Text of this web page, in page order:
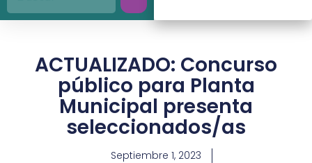
ACTUALIZADO: Concurso
público para Planta
Municipal presenta
seleccionados/as
Septiembre 1, 2023